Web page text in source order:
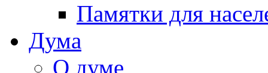
Памятки для
Дума
О думе